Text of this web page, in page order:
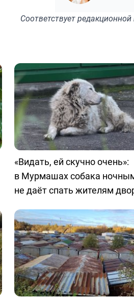
Соответствуетредакционной
«Видать, ей скучно очень»:
в Мурмашах собака
не даёт спать жителям